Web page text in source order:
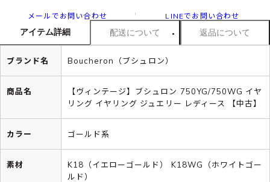
メールでお問い合わせ LINEでお問い合わせ
アイテム詳細 配送について 返品について
ブランド名 Boucheron（ブシュロン）
商品名
【ヴィンテージ】ブシュロン 750YG/750WG イヤ
リング イヤリング ジュエリー レディース 【中古】
カラー ゴールド系
素材
K18（イエローゴールド） K18WG（ホワイトゴー
ルド）